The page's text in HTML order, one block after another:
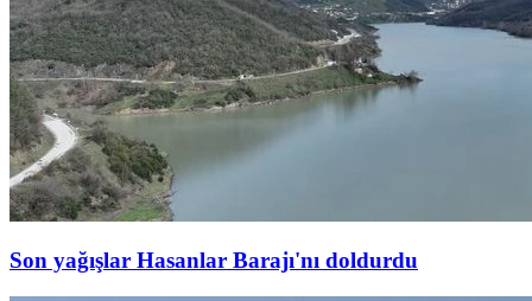
Son yağışlar Hasanlar Barajı'nı doldurdu